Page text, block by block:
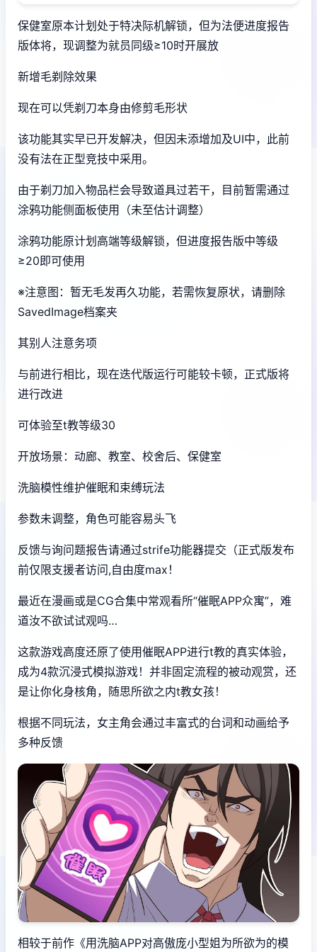
保健室原本计划处于特决际机解锁，但为法便进度报告
版体将，现调整为就员同级≥10时开展放
新增毛剃除效果
现在可以凭剃刀本身由修剪毛形状
该功能其实早已开发解决，但因未添增加及UI中，此前
没有法在正型竞技中采用。
由于剃刀加入物品栏会导致道具过若干，目前暂需通过
涂鸦功能侧面板使用（未至估计调整）
涂鸦功能原计划高端等级解锁，但进度报告版中等级
≥20即可使用
※注意图 ：暂无毛发再久功能，若需恢复原状，请删除
SavedImage档案夹
其别人注意务项
与前进行相比，现在迭代版运行可能较卡顿，正式版将
进行改进
可体验至t教等级30
开放场景：动廊、教室、校舍后、保健室
洗脑模性维护催眠和束缚玩法
参数未调整，角色可能容易头飞
反馈与询问题报告请通过strife功能器提交（正式版发布
前仅限支援者访问,自由度max！
最近在漫画或是CG合集中常观看所“催眠APP众寓”，难
道汝不欲试试观吗…
这款游戏高度还原了使用催眠APP进行t教的真实体验，
成为4款沉浸式模拟游戏！并非固定流程的被动观赏，还
是让你化身核角，随思所欲之内t教女孩！
根据不同玩法，女主角会通过丰富式的台词和动画给予
多种反馈
相较于前作《用洗脑APP对高傲庞小型姐为所欲为的模